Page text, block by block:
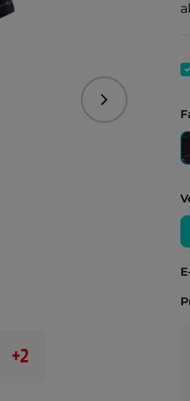
Nasledujúce
+2